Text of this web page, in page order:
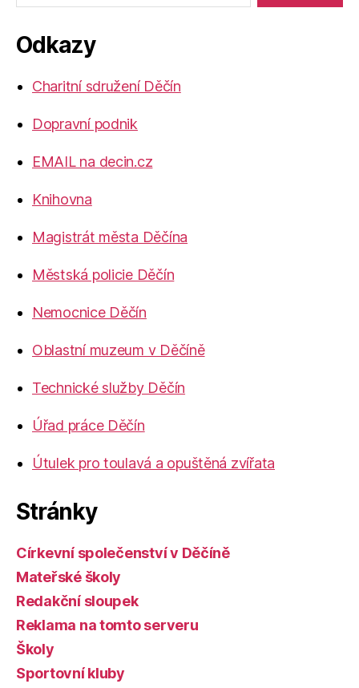
Odkazy
Charitní sdružení Děčín
Dopravní podnik
EMAIL na decin.cz
Knihovna
Magistrát města Děčína
Městská policie Děčín
Nemocnice Děčín
Oblastní muzeum v Děčíně
Technické služby Děčín
Úřad práce Děčín
Útulek pro toulavá a opuštěná zvířata
Stránky
Církevní společenství v Děčíně
Mateřské školy
Redakční sloupek
Reklama na tomto serveru
Školy
Sportovní kluby